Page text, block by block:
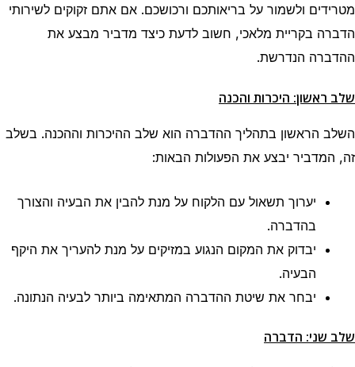
מטרידים ולשמור על בריאותכם ורכושכם. אם אתם זקוקים לשירותי
הדברה בקריית מלאכי, חשוב לדעת כיצד מדביר מבצע את
ההדברה הנדרשת.
שלב ראשון: היכרות והכנה
השלב הראשון בתהליך ההדברה הוא שלב ההיכרות וההכנה. בשלב
זה, המדביר יבצע את הפעולות הבאות:
יערוך תשאול עם הלקוח על מנת להבין את הבעיה והצורך
בהדברה.
יבדוק את המקום הנגוע במזיקים על מנת להעריך את היקף
הבעיה.
יבחר את שיטת ההדברה המתאימה ביותר לבעיה הנתונה.
שלב שני: הדברה